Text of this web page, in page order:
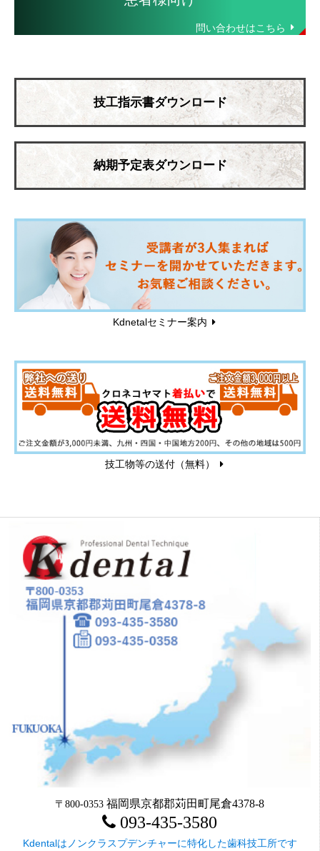
技工指示書ダウンロード
納期予定表ダウンロード
Kdnetalセミナー案内
技工物等の送付（無料）
〒800-0353 福岡県京都郡苅田町尾倉4378-8
093-435-3580
Kdentalはノンクラスプデンチャーに特化した歯科技工所です